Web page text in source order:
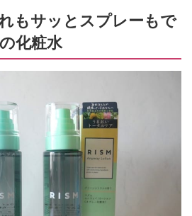
もサッとスプレーもで
化粧水